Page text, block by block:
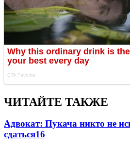
ЧИТАЙТЕ ТАКЖЕ
Адвокат: Пукача никто не
сдаться16